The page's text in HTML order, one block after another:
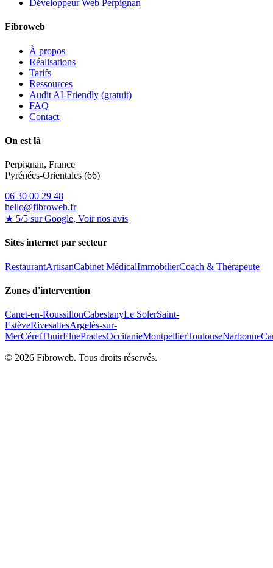
Développeur Web Perpignan
Fibroweb
À propos
Réalisations
Tarifs
Ressources
Audit AI-Friendly (gratuit)
FAQ
Contact
On est là
Perpignan, France
Pyrénées-Orientales (66)
06 30 00 29 48
hello@fibroweb.fr
★ 5/5 sur Google, Voir nos avis
Sites internet par secteur
RestaurantArtisanCabinet MédicalImmobilierCoach & Thérapeute
Zones d'intervention
Canet-en-RoussillonCabestanyLe SolerSaint-
EstèveRivesaltesArgelès-sur-
MerCéretThuirElnePradesOccitanieMontpellierToulouseNarbonne
© 2026 Fibroweb. Tous droits réservés.